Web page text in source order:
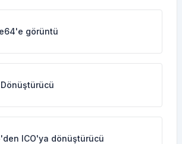
görüntü
Dönüştürücü
ICO'ya dönüştürücü